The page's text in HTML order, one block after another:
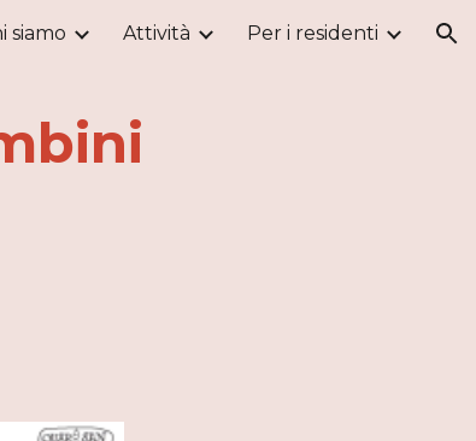
siamo Attività Per i residenti